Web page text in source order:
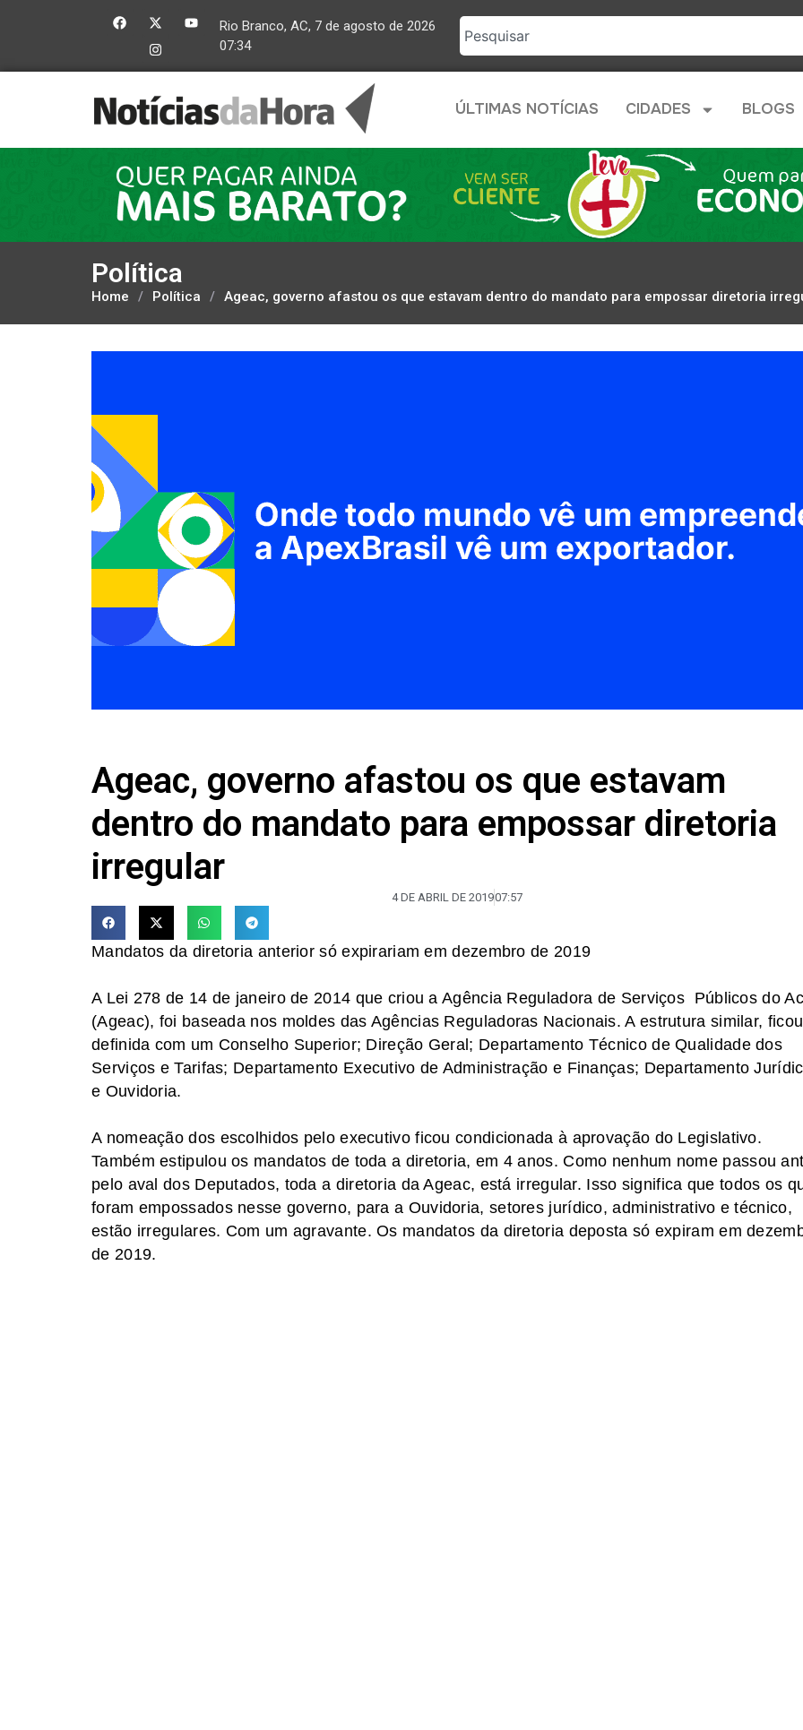
Rio Branco, AC, 7 de agosto de 2026
07:34
ÚLTIMAS NOTÍCIAS CIDADES BLOGS
Política
Home / Política / Ageac, governo afastou os que estavam dentro do mandato para empossar diretoria
Ageac, governo afastou os que estavam
dentro do mandato para empossar diretoria
irregular
4 DE ABRIL DE 201907:57
Mandatos da diretoria anterior só expirariam em dezembro de 2019
A Lei 278 de 14 de janeiro de 2014 que criou a Agência Reguladora de Serviços Públicos do
(Ageac), foi baseada nos moldes das Agências Reguladoras Nacionais. A estrutura similar, ficou
definida com um Conselho Superior; Direção Geral; Departamento Técnico de Qualidade dos
Serviços e Tarifas; Departamento Executivo de Administração e Finanças; Departamento
e Ouvidoria.
A nomeação dos escolhidos pelo executivo ficou condicionada à aprovação do Legislativo.
Também estipulou os mandatos de toda a diretoria, em 4 anos. Como nenhum nome passou
pelo aval dos Deputados, toda a diretoria da Ageac, está irregular. Isso significa que todos os
foram empossados nesse governo, para a Ouvidoria, setores jurídico, administrativo e técnico,
estão irregulares. Com um agravante. Os mandatos da diretoria deposta só expiram em
de 2019.